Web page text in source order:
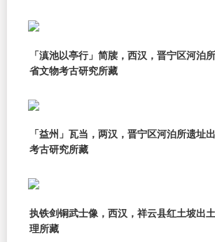
「滇池以亭行」简牍，西汉，晋宁区河泊
省文物考古研究所藏
「益州」瓦当，两汉，晋宁区河泊所遗址
考古研究所藏
执铁剑铜武士像，西汉，祥云县红土坡出
理所藏